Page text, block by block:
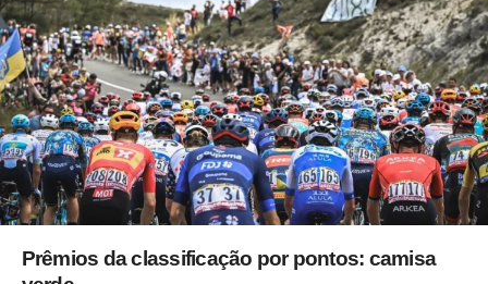
Prêmios da classificação por pontos: camisa